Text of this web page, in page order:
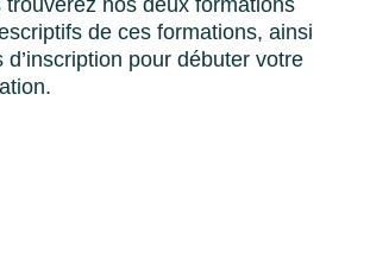
trouverez nos deux formations
de ces formations, ainsi
pour débuter votre